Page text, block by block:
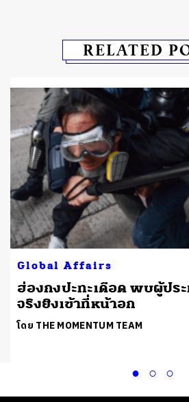
RELATED
Global Affairs
ฮ่องกงปะทะเดือด พบผู้ปร
จริงยิงเข้าที่หน้าอก
โดย THE MOMENTUM TEAM